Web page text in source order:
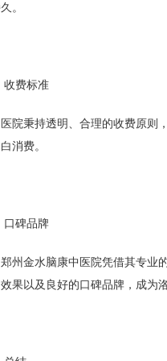
。
收费标准
医院秉持透明、合理的收费原则
消费。
口碑品牌
郑州金水脑康中医院凭借其专业
果以及良好的口碑品牌，成为